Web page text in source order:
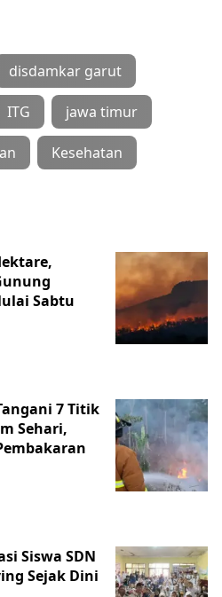
disdamkar garut
ITG jawa timur
Kesehatan
Sabtu
7 Titik
Sehari,
Siswa SDN
Sejak Dini